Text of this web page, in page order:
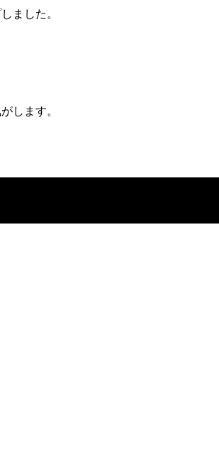
ました。
します。